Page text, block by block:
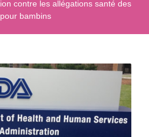
contre les allégations santé des
bambins